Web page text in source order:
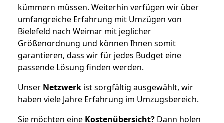
kümmern müssen. Weiterhin verfügen wir über
umfangreiche Erfahrung mit Umzügen von
Bielefeld nach Weimar mit jeglicher
Größenordnung und können Ihnen somit
garantieren, dass wir für jedes Budget eine
passende Lösung finden werden.
Unser Netzwerk ist sorgfältig ausgewählt, wir
haben viele Jahre Erfahrung im Umzugsbereich.
Sie möchten eine Kostenübersicht? Dann holen